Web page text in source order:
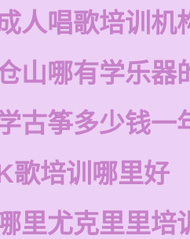
人唱歌培训机
山哪有学乐器
古筝多少钱一
歌培训哪里好
里尤克里里培